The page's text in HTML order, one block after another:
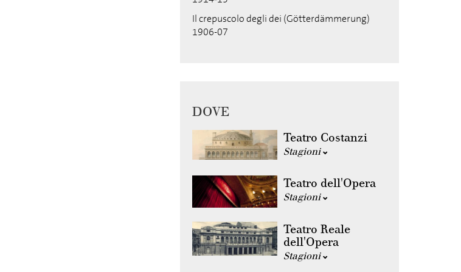
Il crepuscolo degli dei (Götterdämmerung)
1906-07
DOVE
Teatro Costanzi
Stagioni
Teatro dell'Opera
Stagioni
Teatro Reale
dell'Opera
Stagioni